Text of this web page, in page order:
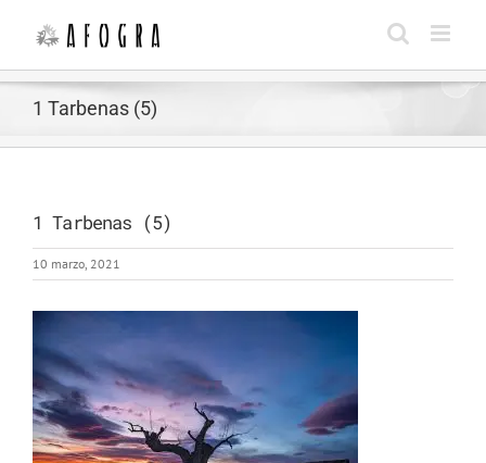
contenido
1 Tarbenas (5)
1 Tarbenas (5)
10 marzo, 2021